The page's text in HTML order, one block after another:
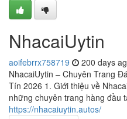
NhacaiUytin
aoifebrrx758719 200 days
NhacaiUytin – Chuyên Trang
Tín 2026 1. Giới thiệu về
những chuyên trang hàng đầu
https://nhacaiuytin.autos/